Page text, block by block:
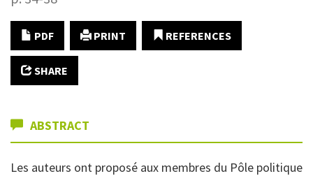
PDF PRINT REFERENCES
SHARE
ABSTRACT
Les auteurs ont proposé aux membres du Pôle politique